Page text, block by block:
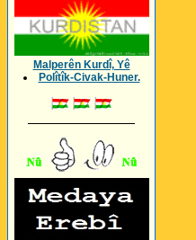
Malperên Kurdî, Yê
Polîtîk-Civak-Huner.